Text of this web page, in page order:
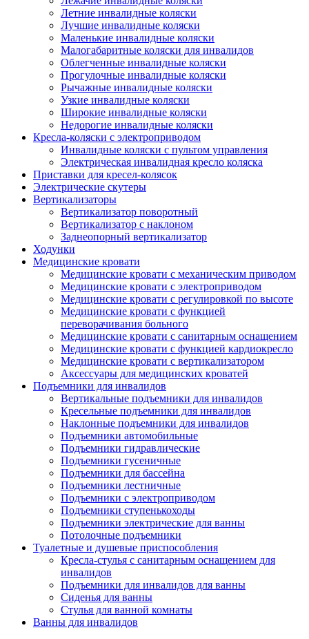
Летние инвалидные коляски
Лучшие инвалидные коляски
Маленькие инвалидные коляски
Малогабаритные коляски для инвалидов
Облегченные инвалидные коляски
Прогулочные инвалидные коляски
Рычажные инвалидные коляски
Узкие инвалидные коляски
Широкие инвалидные коляски
Недорогие инвалидные коляски
Кресла-коляски с электроприводом
Инвалидные коляски с пультом управления
Электрическая инвалидная кресло коляска
Приставки для кресел-колясок
Электрические скутеры
Вертикализаторы
Вертикализатор поворотный
Вертикализатор с наклоном
Заднеопорный вертикализатор
Ходунки
Медицинские кровати
Медицинские кровати с механическим приводом
Медицинские кровати с электроприводом
Медицинские кровати с регулировкой по высоте
Медицинские кровати с функцией
переворачивания больного
Медицинские кровати с санитарным оснащением
Медицинские кровати с функцией кардиокресло
Медицинские кровати с вертикализатором
Аксессуары для медицинских кроватей
Подъемники для инвалидов
Вертикальные подъемники для инвалидов
Кресельные подъемники для инвалидов
Наклонные подъемники для инвалидов
Подъемники автомобильные
Подъемники гидравлические
Подъемники гусеничные
Подъемники для бассейна
Подъемники лестничные
Подъемники с электроприводом
Подъемники ступенькоходы
Подъемники электрические для ванны
Потолочные подъемники
Туалетные и душевые приспособления
Кресла-стулья с санитарным оснащением для
инвалидов
Подъемники для инвалидов для ванны
Сиденья для ванны
Стулья для ванной комнаты
Ванны для инвалидов